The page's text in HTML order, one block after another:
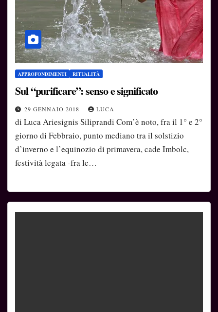
APPROFONDIMENTI RITUALITÀ
Sul “purificare”: senso e significato
29 GENNAIO 2018 LUCA
di Luca Ariesignis Siliprandi Com’è noto, fra il 1° e 2°
giorno di Febbraio, punto mediano tra il solstizio
d’inverno e l’equinozio di primavera, cade Imbolc,
festività legata -fra le…